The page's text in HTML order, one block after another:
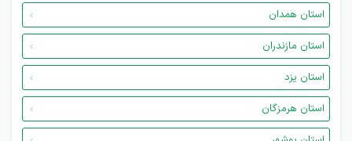
استان همدان
استان مازندران
استان یزد
استان هرمزگان